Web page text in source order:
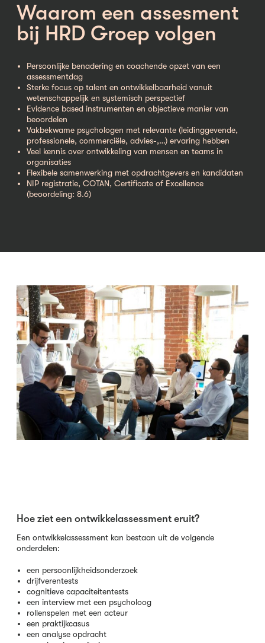
Waarom een assesment
bij HRD Groep volgen
Persoonlijke benadering en coachende opzet van een
assessmentdag
Sterke focus op talent en ontwikkelbaarheid vanuit
wetenschappelijk en systemisch perspectief
Evidence based instrumenten en objectieve manier van
beoordelen
Vakbekwame psychologen met relevante (leidinggevende,
professionele, commerciële, advies-,…) ervaring hebben
Veel kennis over ontwikkeling van mensen en teams in
organisaties
Flexibele samenwerking met opdrachtgevers en kandidaten
NIP registratie, COTAN, Certificate of Excellence
(beoordeling: 8.6)
Hoe ziet een ontwikkelassessment eruit?
Een ontwikkelassessment kan bestaan uit de volgende
onderdelen:
een persoonlijkheidsonderzoek
drijfverentests
cognitieve capaciteitentests
een interview met een psycholoog
rollenspelen met een acteur
een praktijkcasus
een analyse opdracht